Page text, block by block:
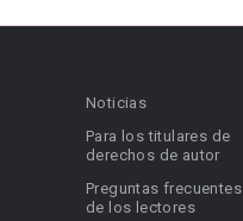
Noticias
Para los titulares de
derechos de autor
Preguntas frecuentes
de los lectores